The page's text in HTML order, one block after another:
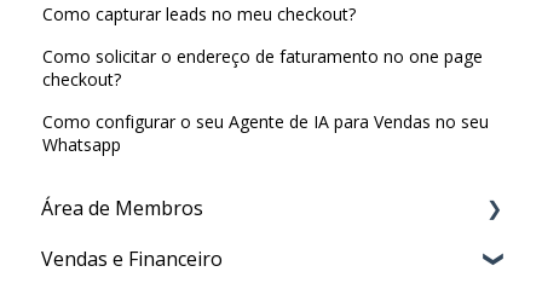
Como capturar leads no meu checkout?
Como solicitar o endereço de faturamento no one page
checkout?
Como configurar o seu Agente de IA para Vendas no seu
Whatsapp
Área de Membros
Criação de conteúdo
Vendas e Financeiro